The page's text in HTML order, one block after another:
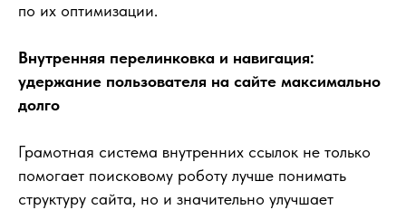
по их оптимизации.
Внутренняя перелинковка и навигация:
удержание пользователя на сайте максимально
долго
Грамотная система внутренних ссылок не только
помогает поисковому роботу лучше понимать
структуру сайта, но и значительно улучшает